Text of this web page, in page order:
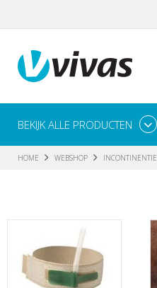
BEKIJK ALLE PRODUCTEN
HOME WEBSHOP INCONTINENTIE